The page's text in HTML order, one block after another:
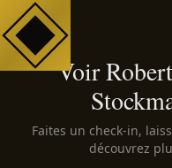
Voir
Faites un check-in,
découvrez